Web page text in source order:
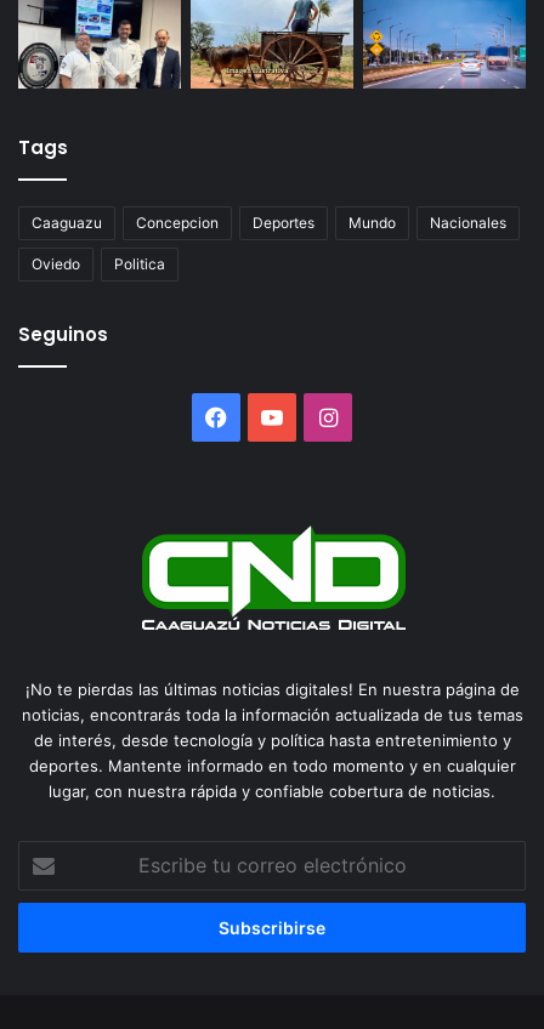
Tags
Caaguazu Concepcion Deportes Mundo Nacionales
Oviedo Politica
Seguinos
Facebook
YouTubeInstagram
¡No te pierdas las últimas noticias digitales! En nuestra página de
noticias, encontrarás toda la información actualizada de tus temas
de interés, desde tecnología y política hasta entretenimiento y
deportes. Mantente informado en todo momento y en cualquier
lugar, con nuestra rápida y confiable cobertura de noticias.
correo